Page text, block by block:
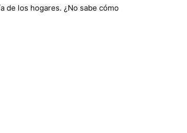
de los hogares. ¿No sabe cómo